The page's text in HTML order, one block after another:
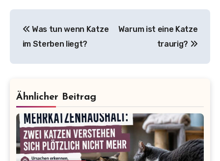
Was tun wenn Katze
im Sterben liegt?
Warum ist eine Katze
traurig?
Ähnlicher Beitrag